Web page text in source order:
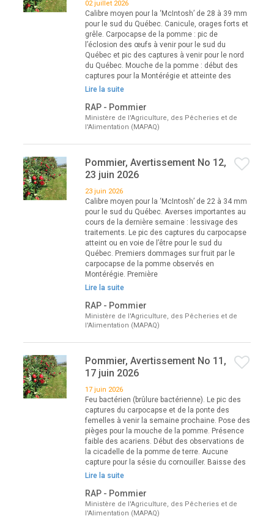
02 juillet 2026
Calibre moyen pour la ‘McIntosh’ de 28 à 39 mm
pour le sud du Québec. Canicule, orages forts et
grêle. Carpocapse de la pomme : pic de
l’éclosion des œufs à venir pour le sud du
Québec et pic des captures à venir pour le nord
du Québec. Mouche de la pomme : début des
captures pour la Montérégie et atteinte des
Lire la suite
RAP - Pommier
Ministère de l'Agriculture, des Pêcheries et de
l'Alimentation (MAPAQ)
Pommier, Avertissement No 12,
23 juin 2026
23 juin 2026
Calibre moyen pour la ‘McIntosh’ de 22 à 34 mm
pour le sud du Québec. Averses importantes au
cours de la dernière semaine : lessivage des
traitements. Le pic des captures du carpocapse
atteint ou en voie de l’être pour le sud du
Québec. Premiers dommages sur fruit par le
carpocapse de la pomme observés en
Montérégie. Première
Lire la suite
RAP - Pommier
Ministère de l'Agriculture, des Pêcheries et de
l'Alimentation (MAPAQ)
Pommier, Avertissement No 11,
17 juin 2026
17 juin 2026
Feu bactérien (brûlure bactérienne). Le pic des
captures du carpocapse et de la ponte des
femelles à venir la semaine prochaine. Pose des
pièges pour la mouche de la pomme. Présence
faible des acariens. Début des observations de
la cicadelle de la pomme de terre. Aucune
capture pour la sésie du cornouiller. Baisse des
Lire la suite
RAP - Pommier
Ministère de l'Agriculture, des Pêcheries et de
l'Alimentation (MAPAQ)